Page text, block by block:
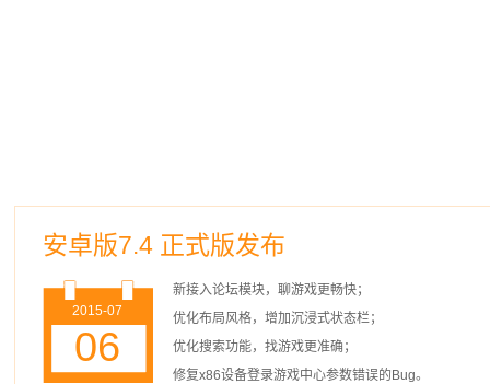
安卓版7.4 正式版发布
2015-07
06
新接入论坛模块，聊游戏更畅快；
优化布局风格，增加沉浸式状态栏；
优化搜索功能，找游戏更准确；
修复x86设备登录游戏中心参数错误的Bug。